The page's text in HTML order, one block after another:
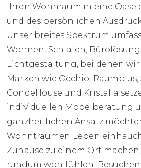
Ihren Wohnraum in eine Oase
und des persönlichen
Unser breites Spektrum
Wohnen, Schlafen,
Lichtgestaltung, bei denen
Marken wie Occhio,
CondeHouse und Kristalia
individuellen Möbelberatung
ganzheitlichen Ansatz
Wohnträumen Leben
Zuhause zu einem Ort
rundum wohlfühlen. Besuchen